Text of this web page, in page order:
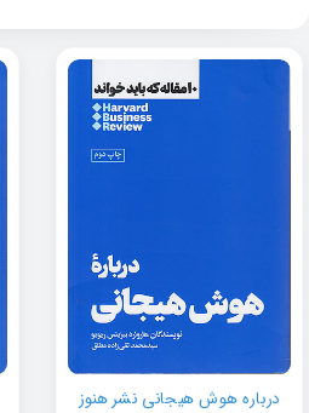
درباره هوش هیجانی نشر هنوز